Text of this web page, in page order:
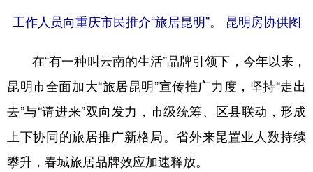
工作人员向重庆市民推介“旅居昆明”。 昆明房协供图
在“有一种叫云南的生活”品牌引领下，今年以来，
昆明市全面加大“旅居昆明”宣传推广力度，坚持“走出
去”与“请进来”双向发力，市级统筹、区县联动，形成
上下协同的旅居推广新格局。省外来昆置业人数持续
攀升，春城旅居品牌效应加速释放。